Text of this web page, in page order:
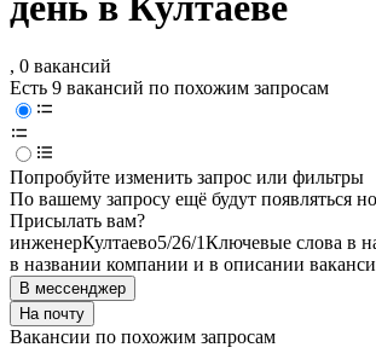
, 0 вакансий
Есть 9 вакансий по похожим запросам
Попробуйте изменить запрос или фильтры
По вашему запросу ещё будут появляться
Присылать вам?
инженерКултаево5/26/1Ключевые слова в
в названии компании и в описании
В мессенджер
На почту
Вакансии по похожим запросам